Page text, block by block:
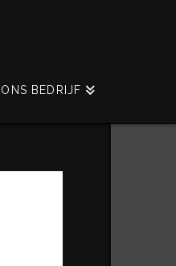
ONS BEDRIJF